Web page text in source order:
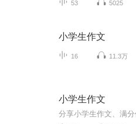
53 5025
小学生作文
16 11.3万
小学生作文